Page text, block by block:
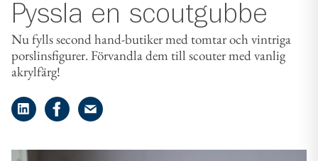
Pyssla en scoutgubbe
Nu fylls second hand-butiker med tomtar och vintriga
porslinsfigurer. Förvandla dem till scouter med vanlig
akrylfärg!
Dela på LinkedIn
Dela på Facebook
Dela på e-post